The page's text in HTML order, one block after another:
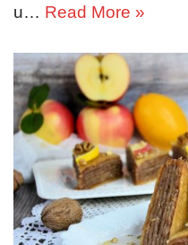
u… Read More »